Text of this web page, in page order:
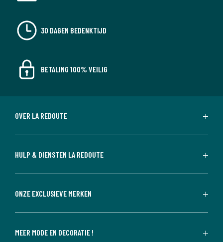
30 DAGEN BEDENKTIJD
BETALING 100% VEILIG
OVER LA REDOUTE
HULP & DIENSTEN LA REDOUTE
ONZE EXCLUSIEVE MERKEN
MEER MODE EN DECORATIE !